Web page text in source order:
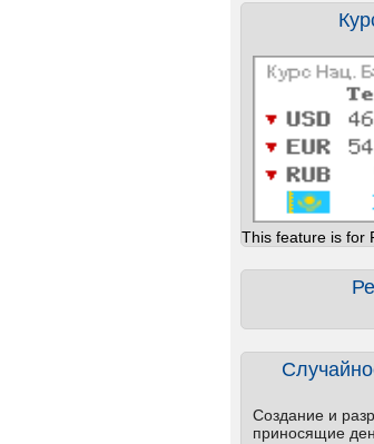
This feature is for
Создание и
приносящие